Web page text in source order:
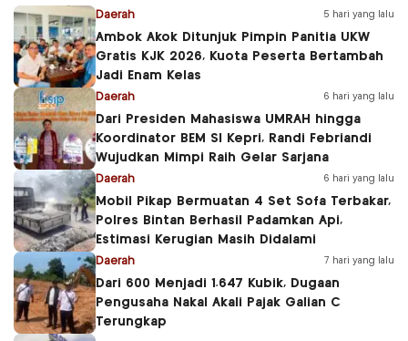
Daerah 5 hari yang lalu
Ambok Akok Ditunjuk Pimpin Panitia UKW
Gratis KJK 2026, Kuota Peserta Bertambah
Jadi Enam Kelas
Daerah 6 hari yang lalu
Dari Presiden Mahasiswa UMRAH hingga
Koordinator BEM SI Kepri, Randi Febriandi
Wujudkan Mimpi Raih Gelar Sarjana
Daerah 6 hari yang lalu
Mobil Pikap Bermuatan 4 Set Sofa Terbakar,
Polres Bintan Berhasil Padamkan Api,
Estimasi Kerugian Masih Didalami
Daerah 7 hari yang lalu
Dari 600 Menjadi 1.647 Kubik, Dugaan
Pengusaha Nakal Akali Pajak Galian C
Terungkap